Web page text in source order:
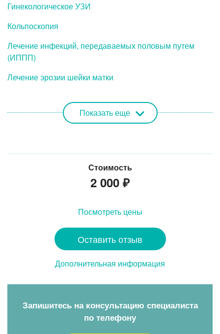
Гинекологическое УЗИ
Кольпоскопия
Лечение инфекций, передаваемых половым путем
(ИППП)
Лечение эрозии шейки матки
Показать еще
Стоимость
2 000 ₽
Посмотреть цены
Оставить отзыв
Дополнительная информация
Запишитесь на консультацию специалиста
по телефону